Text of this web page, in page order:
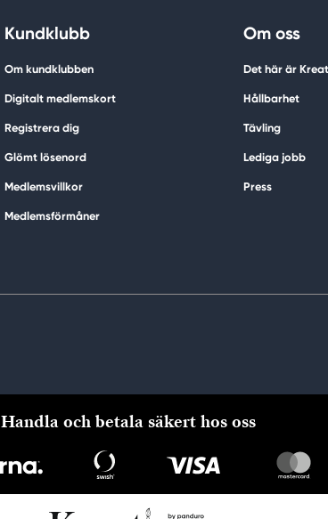
Kundklubb
Om kundklubben
Digitalt medlemskort
Registrera dig
Glömt lösenord
Medlemsvillkor
Medlemsförmåner
Om oss
Det här är
Hållbarhet
Tävling
Lediga jobb
Press
Handla och betala säkert hos oss